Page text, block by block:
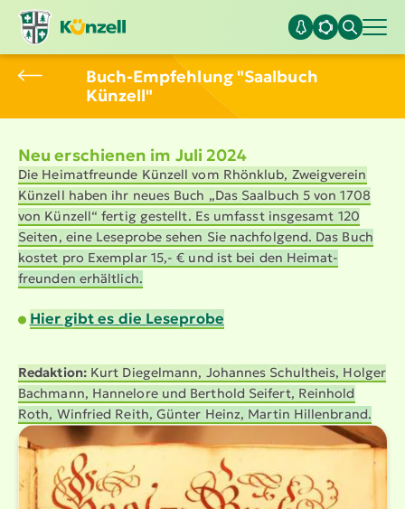
Buch-Empfehlung "Saalbuch
Künzell"
Neu erschienen im Juli 2024
Die Heimat­freunde Künzell vom Rhönklub, Zweigverein
Künzell haben ihr neues Buch „Das Saalbuch 5 von 1708
von Künzell“ fertig gestellt. Es umfasst insgesamt 120
Seiten, eine Leseprobe sehen Sie nachfolgend. Das Buch
kostet pro Exemplar 15,- € und ist bei den Heimat­
freunden erhältlich.
Hier gibt es die Leseprobe
Redaktion:Kurt Diegelmann, Johannes Schultheis, Holger
Bachmann, Hannelore und Berthold Seifert, Reinhold
Roth, Winfried Reith, Günter Heinz, Martin Hillenbrand.